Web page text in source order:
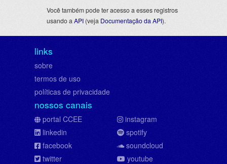
Você também pode ter acesso a esses registros
usando a API (veja Documentação da API).
links
sobre
termos de uso
políticas de privacidade
nossos canais
portal CCEE
linkedin
facebook
twitter
instagram
spotify
soundcloud
youtube